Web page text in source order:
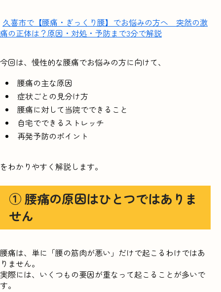
久喜市で【腰痛・ぎっくり腰】でお悩みの方へ 突然の激
痛の正体は？原因・対処・予防まで3分で解説
今回は、慢性的な腰痛でお悩みの方に向けて、
腰痛の主な原因
症状ごとの見分け方
腰痛に対して当院でできること
自宅でできるストレッチ
再発予防のポイント
をわかりやすく解説します。
① 腰痛の原因はひとつではありま
せん
腰痛は、単に「腰の筋肉が悪い」だけで起こるわけではあ
りません。
実際には、いくつもの要因が重なって起こることが多いで
す。